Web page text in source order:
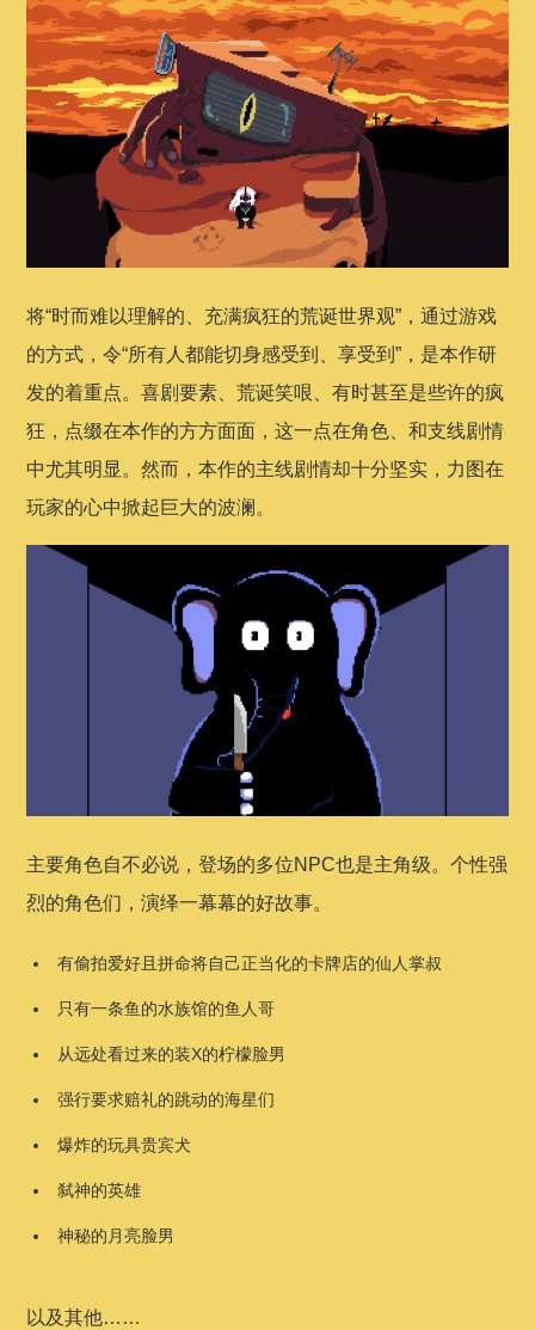
将“时而难以理解的、充满疯狂的荒诞世界观”，通过游戏
的方式，令“所有人都能切身感受到、享受到”，是本作研
发的着重点。喜剧要素、荒诞笑哏、有时甚至是些许的疯
狂，点缀在本作的方方面面，这一点在角色、和支线剧情
中尤其明显。然而，本作的主线剧情却十分坚实，力图在
玩家的心中掀起巨大的波澜。
主要角色自不必说，登场的多位NPC也是主角级。个性强
烈的角色们，演绎一幕幕的好故事。
有偷拍爱好且拼命将自己正当化的卡牌店的仙人掌叔
只有一条鱼的水族馆的鱼人哥
从远处看过来的装X的柠檬脸男
强行要求赔礼的跳动的海星们
爆炸的玩具贵宾犬
弑神的英雄
神秘的月亮脸男
以及其他……